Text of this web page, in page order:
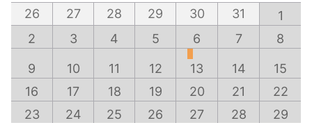
26
27 28 29 30 31
1
2
3 4 5 6 7 8
9 10 11 12 13 14
15
16
17 18 19 20 21
22
23
24 25 26 27 28
29